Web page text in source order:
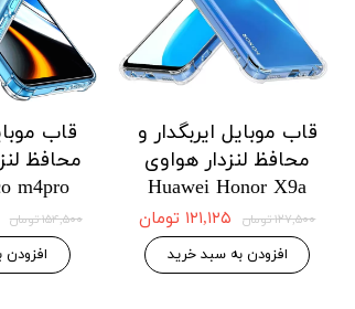
قاب
محافظ
m4pro
۱۵۴,۵۰۰ تومان
قاب موبایل ایربگدار و
محافظ لنزدار هواوی
Huawei Honor X9a
۱۲۷,۵۰۰ تومان ۱۲۱,۱۲۵ تومان
افزودن به سبد خرید